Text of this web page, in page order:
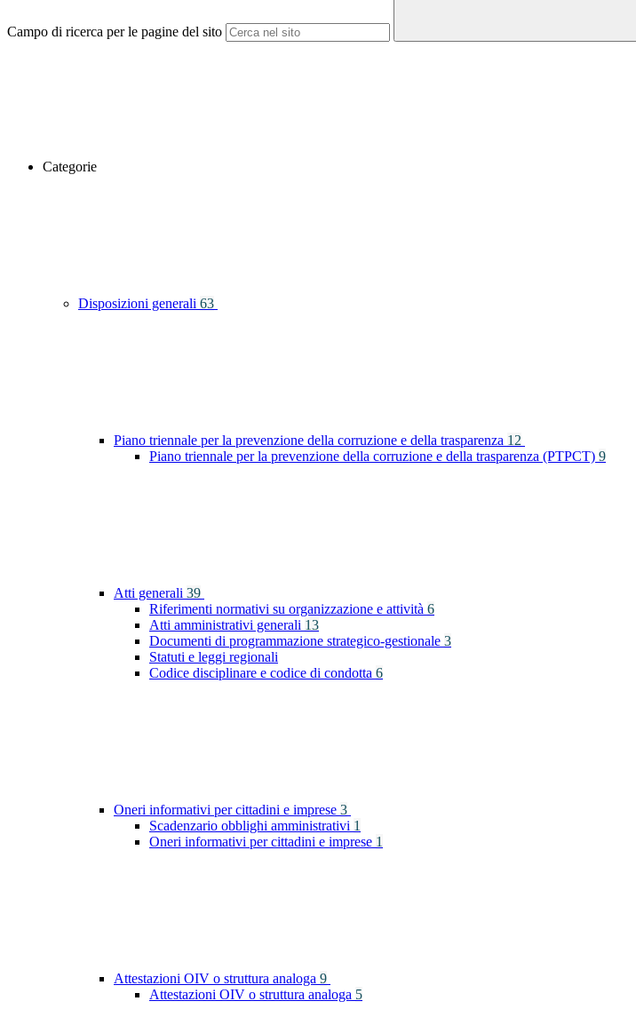
Campo di ricerca per le pagine del sito
Categorie
Disposizioni generali 63
Piano triennale per la prevenzione della corruzione e della trasparenza 12
Piano triennale per la prevenzione della corruzione e della trasparenza (PTPCT) 9
Atti generali 39
Riferimenti normativi su organizzazione e attività 6
Atti amministrativi generali 13
Documenti di programmazione strategico-gestionale 3
Statuti e leggi regionali
Codice disciplinare e codice di condotta 6
Oneri informativi per cittadini e imprese 3
Scadenzario obblighi amministrativi 1
Oneri informativi per cittadini e imprese 1
Attestazioni OIV o struttura analoga 9
Attestazioni OIV o struttura analoga 5